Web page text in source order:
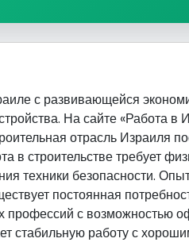
с развивающейся
На сайте «Работа в
отрасль Израиля
в строительстве требует
техники безопасности.
постоянная
профессий с возможностью
стабильную работу с